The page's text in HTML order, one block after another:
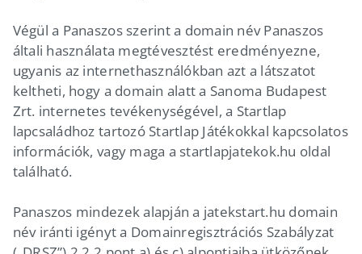
Végül a Panaszos szerint a domain név Panaszos
általi használata megtévesztést eredményezne,
ugyanis az internethasználókban azt a látszatot
keltheti, hogy a domain alatt a Sanoma Budapest
Zrt. internetes tevékenységével, a Startlap
lapcsaládhoz tartozó Startlap Játékokkal kapcsolatos
információk, vagy maga a startlapjatekok.hu oldal
található.
Panaszos mindezek alapján a jatekstart.hu domain
név iránti igényt a Domainregisztrációs Szabályzat